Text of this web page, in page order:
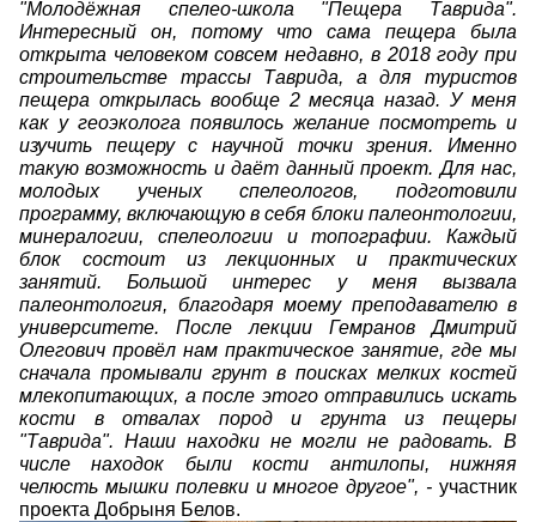
"Молодёжная спелео-школа "Пещера Таврида".
Интересный он, потому что сама пещера была
открыта человеком совсем недавно, в 2018 году при
строительстве трассы Таврида, а для туристов
пещера открылась вообще 2 месяца назад. У меня
как у геоэколога появилось желание посмотреть и
изучить пещеру с научной точки зрения. Именно
такую возможность и даёт данный проект. Для нас,
молодых ученых спелеологов, подготовили
программу, включающую в себя блоки палеонтологии,
минералогии, спелеологии и топографии. Каждый
блок состоит из лекционных и практических
занятий. Большой интерес у меня вызвала
палеонтология, благодаря моему преподавателю в
университете. После лекции Гемранов Дмитрий
Олегович провёл нам практическое занятие, где мы
сначала промывали грунт в поисках мелких костей
млекопитающих, а после этого отправились искать
кости в отвалах пород и грунта из пещеры
"Таврида". Наши находки не могли не радовать. В
числе находок были кости антилопы, нижняя
челюсть мышки полевки и многое другое", - участник
проекта Добрыня Белов.